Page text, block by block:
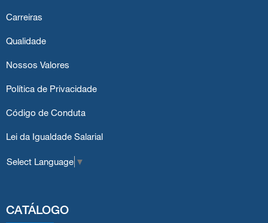
Carreiras
Qualidade
Nossos Valores
Política de Privacidade
Código de Conduta
Lei da Igualdade Salarial
Select Language ▼
CATÁLOGO